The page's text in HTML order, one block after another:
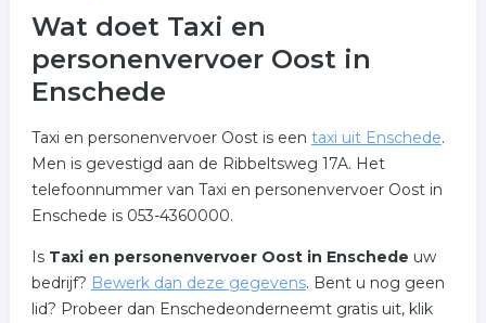
Wat doet Taxi en
personenvervoer Oost in
Enschede
Taxi en personenvervoer Oost is een taxi uit Enschede.
Men is gevestigd aan de Ribbeltsweg 17A. Het
telefoonnummer van Taxi en personenvervoer Oost in
Enschede is 053-4360000.
Is Taxi en personenvervoer Oost in Enschede uw
bedrijf? Bewerk dan deze gegevens. Bent u nog geen
lid? Probeer dan Enschedeonderneemt gratis uit, klik